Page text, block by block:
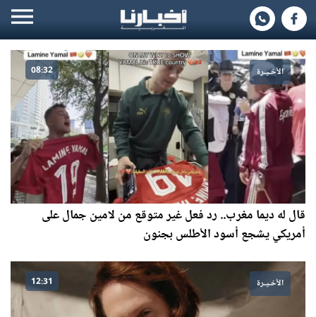
الأخـيـرة 08:32
قال له ديما مغرب.. رد فعل غير متوقع من لامين جمال على
أمريكي يشجع أسود الأطلس بجنون
الأخـيـرة 12:31